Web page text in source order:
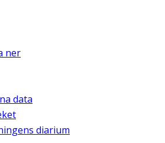
ner
data
diarium